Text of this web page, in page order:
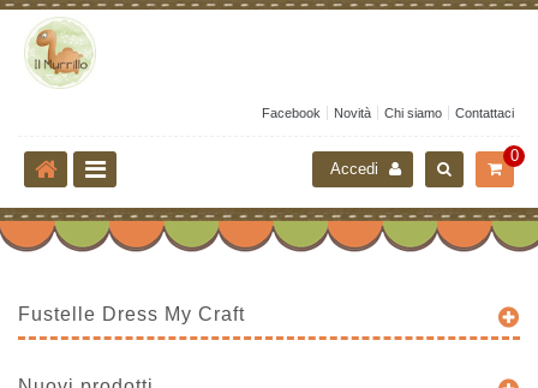
Facebook Novità Chi siamo Contattaci
0
Accedi
Fustelle Dress My Craft